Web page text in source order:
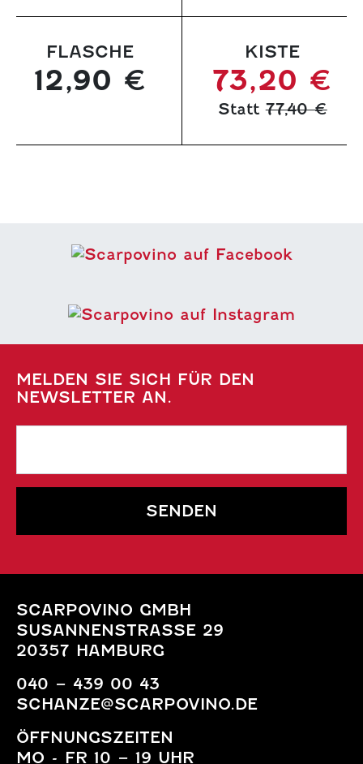
FLASCHE
12,90 €
KISTE
73,20 €
Statt77,40 €
MELDEN SIE SICH FÜR DEN
NEWSLETTER AN.
SENDEN
SCARPOVINO GMBH
SUSANNENSTRASSE 29
20357 HAMBURG
040 – 439 00 43
SCHANZE@SCARPOVINO.DE
ÖFFNUNGSZEITEN
MO - FR 10 – 19 UHR